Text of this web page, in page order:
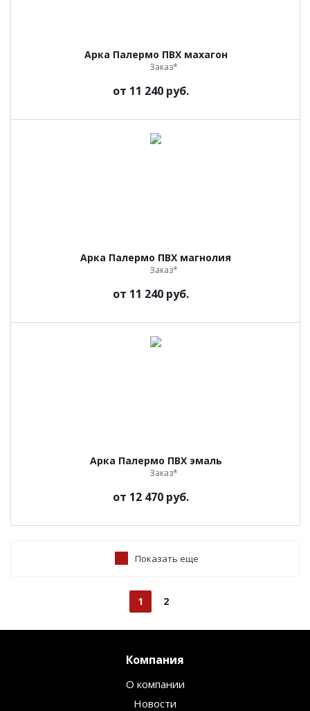
Арка Палермо ПВХ махагон
Заказ*
от 11 240 руб.
Арка Палермо ПВХ магнолия
Заказ*
от 11 240 руб.
Арка Палермо ПВХ эмаль
Заказ*
от 12 470 руб.
Показать еще
1 2
Компания
О компании
Новости